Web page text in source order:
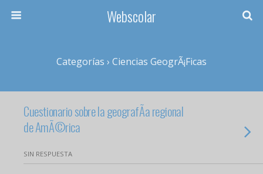
Webscolar
Categorías › Ciencias GeogrÃ¡ficas
Cuestionario sobre la geografÃ­a regional
de AmÃ©rica
SIN RESPUESTA